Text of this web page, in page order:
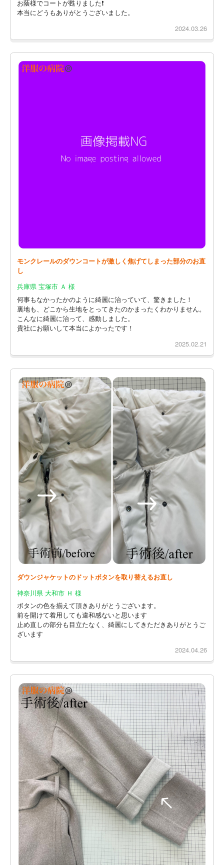
お蔭様でコートが甦りました❗
本当にどうもありがとうございました。
2024.03.26
モンクレールのダウンコートが激しく焦げてしまった部分のお直
し
兵庫県 宝塚市 Ａ 様
何事もなかったかのように綺麗に治っていて、驚きました！
裏地も、どこから生地をとってきたのかまったくわかりません。
こんなに綺麗に治って、感動しました。
貴社にお願いして本当によかったです！
2025.02.21
ダウンジャケットのドットボタンを取り替えるお直し
神奈川県 大和市 Ｈ 様
ボタンの色を揃えて頂きありがとうございます。
前を開けて着用しても違和感ないと思います
止め直しの部分も目立たなく、綺麗にしてきただきありがとうご
ざいます
2024.04.26